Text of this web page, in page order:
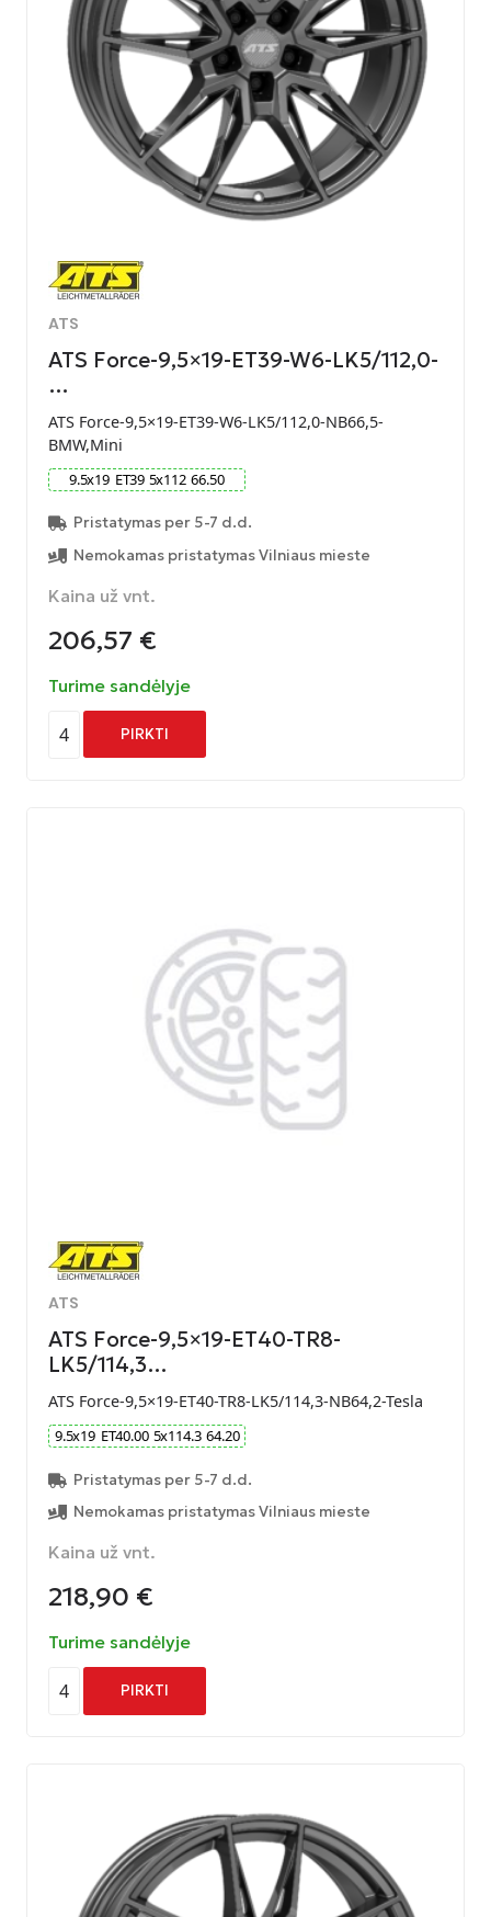
ATS
ATS Force-9,5×19-ET39-W6-LK5/112,0-
…
ATS Force-9,5×19-ET39-W6-LK5/112,0-NB66,5-
BMW,Mini
9.5x19 ET39 5x112 66.50
Pristatymas per 5-7 d.d.
Nemokamas pristatymas Vilniaus mieste
Kaina už vnt.
206,57 €
Turime sandėlyje
4 PIRKTI
ATS
ATS Force-9,5×19-ET40-TR8-
LK5/114,3…
ATS Force-9,5×19-ET40-TR8-LK5/114,3-NB64,2-Tesla
9.5x19 ET40.00 5x114.3 64.20
Pristatymas per 5-7 d.d.
Nemokamas pristatymas Vilniaus mieste
Kaina už vnt.
218,90 €
Turime sandėlyje
4 PIRKTI